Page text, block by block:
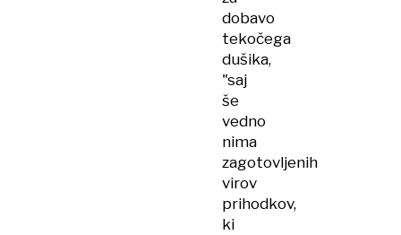
dobavo
tekočega
dušika,
"saj
še
vedno
nima
zagotovljenih
virov
prihodkov,
ki